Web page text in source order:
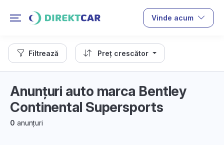
Vinde acum
Filtrează Preț crescător
Anunțuri auto marca Bentley
Continental Supersports
0 anunțuri